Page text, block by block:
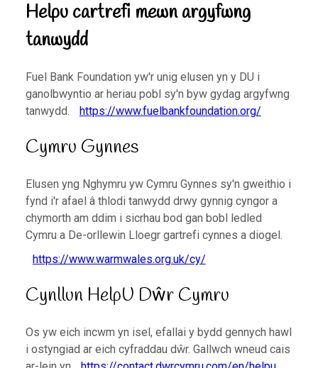
Helpu cartrefi mewn argyfwng
tanwydd
Fuel Bank Foundation yw'r unig elusen yn y DU i
ganolbwyntio ar heriau pobl sy'n byw gydag argyfwng
tanwydd.
https://www.fuelbankfoundation.org/
Cymru Gynnes
Elusen yng Nghymru yw Cymru Gynnes sy'n gweithio i
fynd i'r afael â thlodi tanwydd drwy gynnig cyngor a
chymorth am ddim i sicrhau bod gan bobl ledled
Cymru a De-orllewin Lloegr gartrefi cynnes a diogel.
https://www.warmwales.org.uk/cy/
Cynllun HelpU Dŵr Cymru
Os yw eich incwm yn isel, efallai y bydd gennych hawl
i ostyngiad ar eich cyfraddau dŵr. Gallwch wneud cais